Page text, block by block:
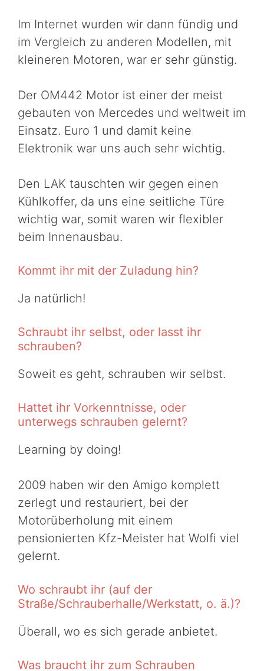
Im Internet wurden wir dann fündig und
im Vergleich zu anderen Modellen, mit
kleineren Motoren, war er sehr günstig.
Der OM442 Motor ist einer der meist
gebauten von Mercedes und weltweit im
Einsatz. Euro 1 und damit keine
Elektronik war uns auch sehr wichtig.
Den LAK tauschten wir gegen einen
Kühlkoffer, da uns eine seitliche Türe
wichtig war, somit waren wir flexibler
beim Innenausbau.
Kommt ihr mit der Zuladung hin?
Ja natürlich!
Schraubt ihr selbst, oder lasst ihr
schrauben?
Soweit es geht, schrauben wir selbst.
Hattet ihr Vorkenntnisse, oder
unterwegs schrauben gelernt?
Learning by doing!
2009 haben wir den Amigo komplett
zerlegt und restauriert, bei der
Motorüberholung mit einem
pensionierten Kfz-Meister hat Wolfi viel
gelernt.
Wo schraubt ihr (auf der
Straße/Schrauberhalle/Werkstatt, o. ä.)?
Überall, wo es sich gerade anbietet.
Was braucht ihr zum Schrauben